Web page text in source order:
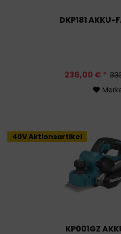
DKP181 AKKU-
236,00 € *
40V Aktionsartikel
KP001GZ